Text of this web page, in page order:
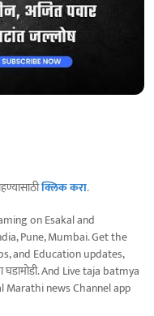
क्लिक करा.
on Esakal and
Pune, Mumbai. Get the
and Education updates,
घडामोडी. And Live taja batmya
Marathi news Channel app